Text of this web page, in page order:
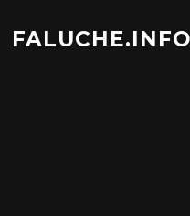
contenu
FALUCHE.INFO